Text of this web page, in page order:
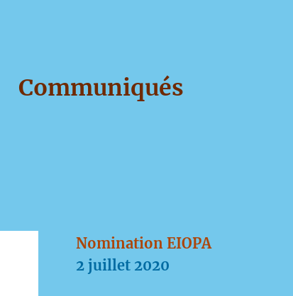
Communiqués
Nomination EIOPA
2 juillet 2020